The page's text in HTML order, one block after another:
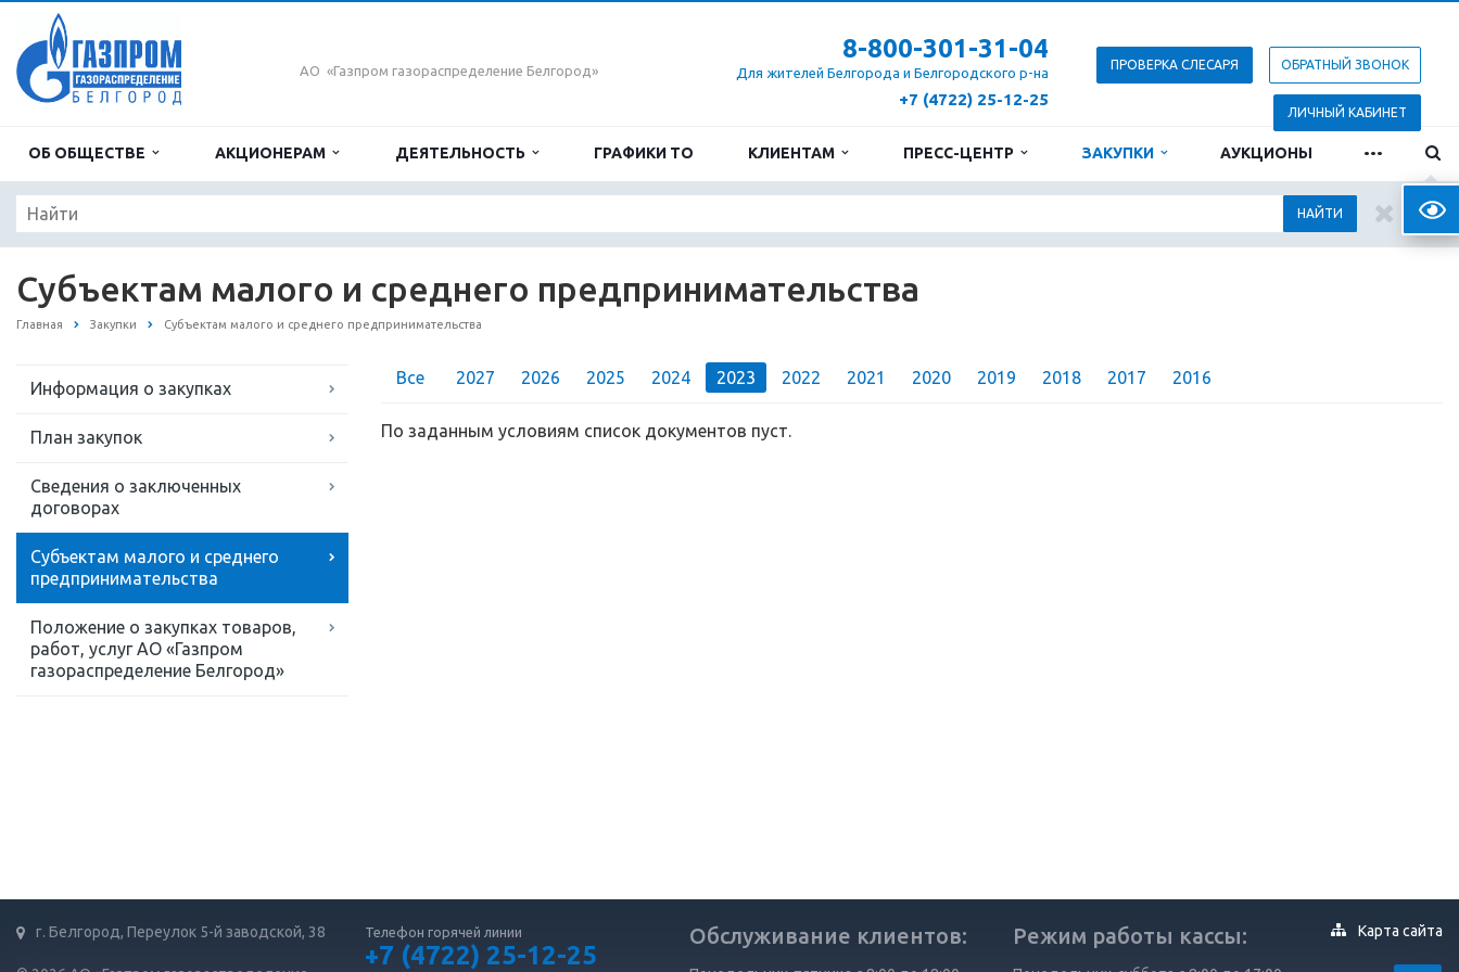
АО «Газпром газораспределение Белгород»
8-800-301-31-04
Для жителей Белгорода и Белгородского р-на
+7 (4722) 25-12-25
ПРОВЕРКА СЛЕСАРЯ ОБРАТНЫЙ ЗВОНОК
ЛИЧНЫЙ КАБИНЕТ
ОБ ОБЩЕСТВЕ АКЦИОНЕРАМ ДЕЯТЕЛЬНОСТЬ ГРАФИКИ ТО КЛИЕНТАМ ПРЕСС-ЦЕНТР ЗАКУПКИ АУКЦИОНЫ ...
НАЙТИ
Субъектам малого и среднего предпринимательства
Главная Закупки Субъектам малого и среднего предпринимательства
Информация о закупках
План закупок
Сведения о заключенных
договорах
Субъектам малого и среднего
предпринимательства
Положение о закупках товаров,
работ, услуг АО «Газпром
газораспределение Белгород»
Все 2027 2026 2025 2024 2023 2022 2021 2020 2019 2018 2017 2016
По заданным условиям список документов пуст.
г. Белгород, Переулок 5-й заводской, 38 Телефон горячей линии
+7 (4722) 25-12-25
Обслуживание клиентов: Режим работы кассы: Карта сайта